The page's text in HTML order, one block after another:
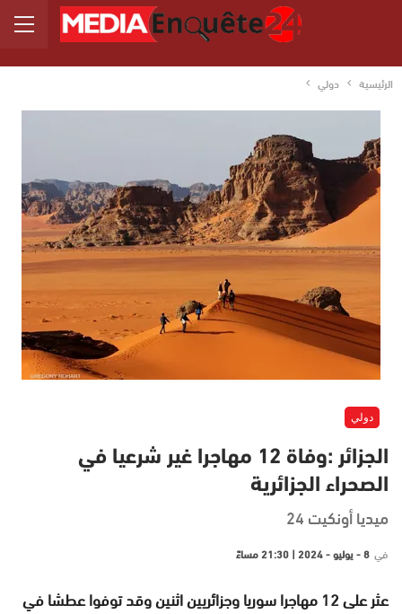
الرئيسية دولي
دولي
الجزائر :وفاة 12 مهاجرا غير شرعيا في
الصحراء الجزائرية
ميديا أونكيت 24
في 8 - يوليو - 2024 | 21:30 مساءً
عثر على 12 مهاجرا سوريا وجزائريين اثنين وقد توفوا عطشا في